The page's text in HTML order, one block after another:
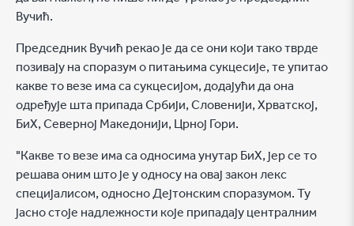
Вучић.
Председник Вучић рекао је да се они који тако тврде
позивају на споразум о питањима сукцесије, те упитао
какве то везе има са сукцесијом, додајући да она
одређује шта припада Србији, Словенији, Хрватској,
БиХ, Северној Македонији, Црној Гори.
"Какве то везе има са односима унутар БиХ, јер се то
решава оним што је у односу на овај закон лекс
специјалисом, односно Дејтонским споразумом. Ту
јасно стоје надлежности које припадају централним